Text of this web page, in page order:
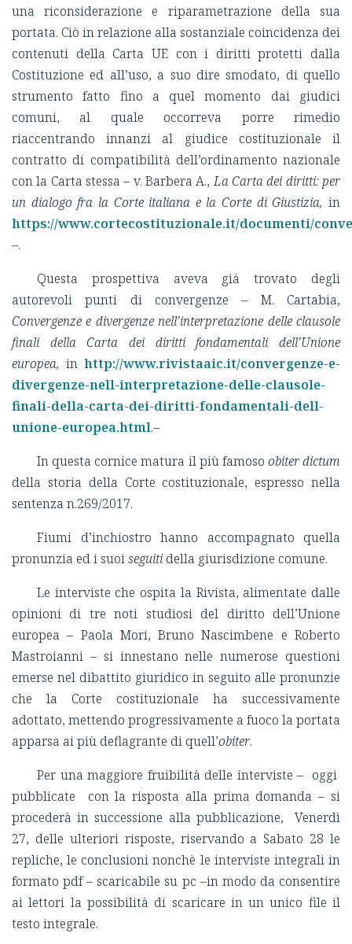
una riconsiderazione e riparametrazione della sua
portata. Ciò in relazione alla sostanziale coincidenza dei
contenuti della Carta UE con i diritti protetti dalla
Costituzione ed all’uso, a suo dire smodato, di quello
strumento fatto fino a quel momento dai giudici
comuni, al quale occorreva porre rimedio
riaccentrando innanzi al giudice costituzionale il
contratto di compatibilità dell’ordinamento nazionale
con la Carta stessa – v. Barbera A.,La Carta dei diritti: per
un dialogo fra la Corte italiana e la Corte di Giustizia, in
https://www.cortecostituzionale.it/documenti/
–.
Questa prospettiva aveva già trovato degli
autorevoli punti di convergenze – M. Cartabia,
Convergenze e divergenze nell’interpretazione delle clausole
finali della Carta dei diritti fondamentali dell’Unione
europea, in http://www.rivistaaic.it/convergenze-e-
divergenze-nell-interpretazione-delle-clausole-
finali-della-carta-dei-diritti-fondamentali-dell-
unione-europea.html.–
In questa cornice matura il più famoso obiter dictum
della storia della Corte costituzionale, espresso nella
sentenza n.269/2017.
Fiumi d’inchiostro hanno accompagnato quella
pronunzia ed i suoiseguiti della giurisdizione comune.
Le interviste che ospita la Rivista, alimentate dalle
opinioni di tre noti studiosi del diritto dell’Unione
europea – Paola Mori, Bruno Nascimbene e Roberto
Mastroianni – si innestano nelle numerose questioni
emerse nel dibattito giuridico in seguito alle pronunzie
che la Corte costituzionale ha successivamente
adottato, mettendo progressivamente a fuoco la portata
apparsa ai più deflagrante di quell’obiter.
Per una maggiore fruibilità delle interviste – oggi
pubblicate con la risposta alla prima domanda – si
procederà in successione alla pubblicazione, Venerdì
27, delle ulteriori risposte, riservando a Sabato 28 le
repliche, le conclusioni nonchè le interviste integrali in
formato pdf – scaricabile su pc –in modo da consentire
ai lettori la possibilità di scaricare in un unico file il
testo integrale.